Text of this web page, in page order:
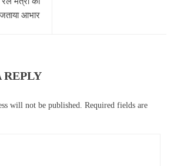
जताया आभार
REPLY
will not be published. Required fields are